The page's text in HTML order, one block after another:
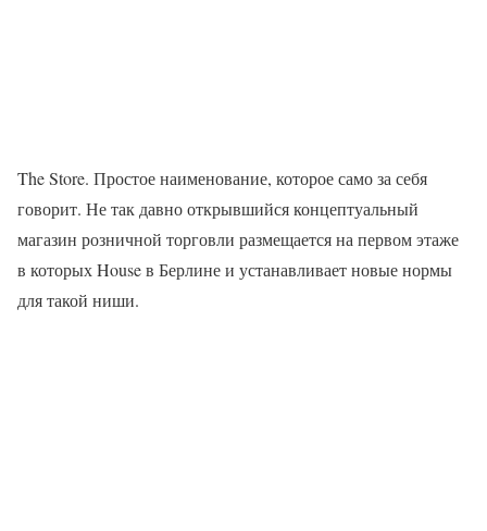
The Store. Простое наименование, которое само за себя
говорит. Не так давно открывшийся концептуальный
магазин розничной торговли размещается на первом этаже
в которых House в Берлине и устанавливает новые нормы
для такой ниши.